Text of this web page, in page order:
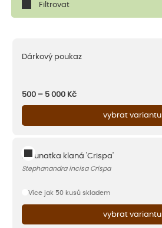
Filtrovat
Dárkový poukaz
500 – 5 000 Kč
vybrat variantu
Korunatka klaná 'Crispa'
Stephanandra incisa Crispa
Více jak 50 kusů skladem
vybrat variantu